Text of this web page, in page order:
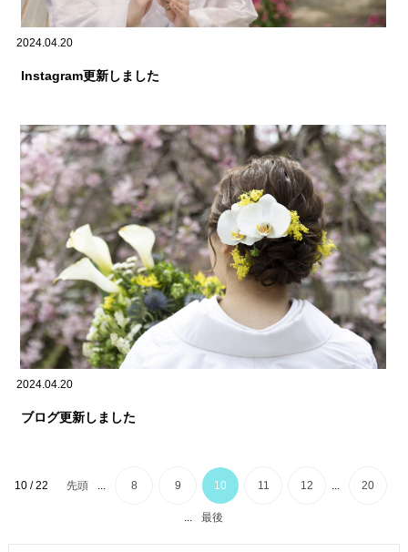
2024.04.20
Instagram更新しました
2024.04.20
ブログ更新しました
10 / 22 先頭 ... 8 9 10 11 12 ... 20
... 最後